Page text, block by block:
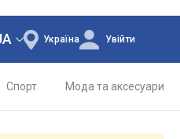
Україна Увійти
Спорт Мода та аксесуари